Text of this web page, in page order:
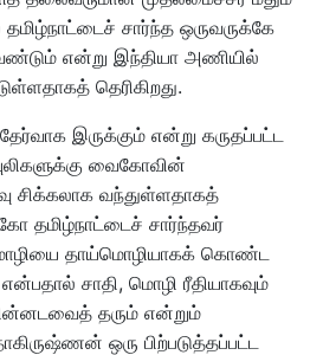
சார்ந்த ஒருவருக்கே
என்று இந்தியா அணியில்
தெரிகிறது.
இருக்கும் என்று கருதப்பட்ட
வைகோவின்
சிக்கலாக வந்துள்ளதாகத்
தமிழ்நாட்டைச் சார்ந்தவர்
தாய்மொழியாகக் கொண்ட
சாதி, மொழி ரீதியாகவும்
தரும் என்றும்
ஒரு பிற்படுத்தப்பட்ட